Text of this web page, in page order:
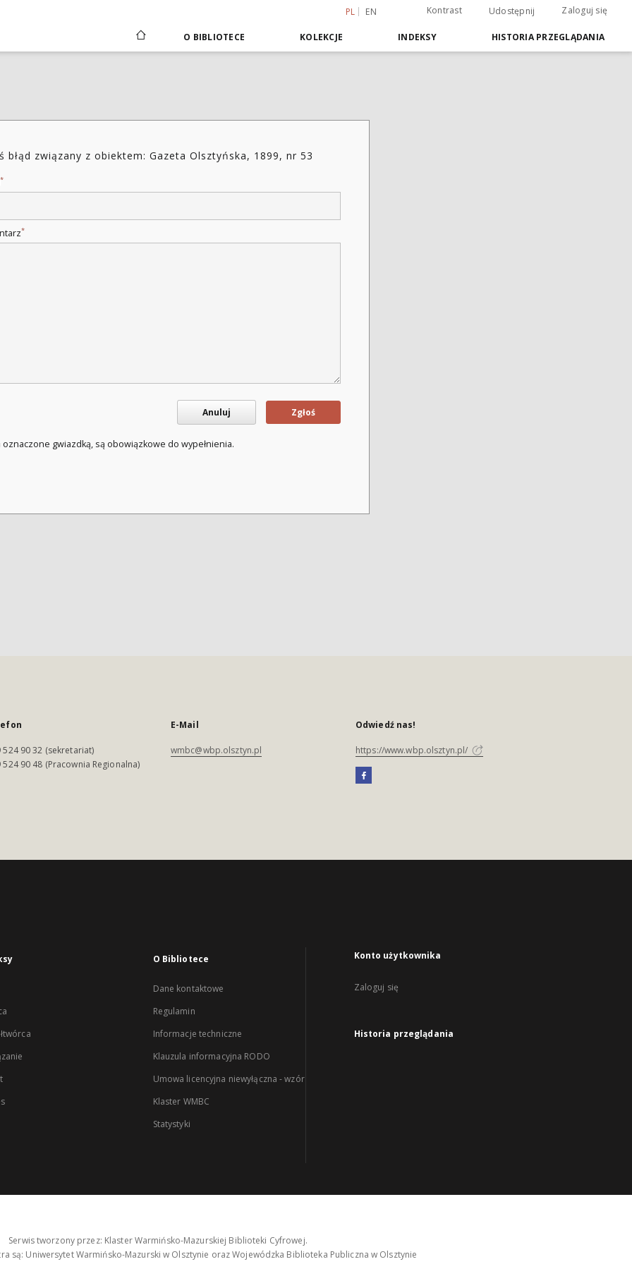
PL EN Kontrast Udostępnij Zaloguj się
O BIBLIOTECE KOLEKCJE INDEKSY HISTORIA PRZEGLĄDANIA
błąd związany z obiektem: Gazeta Olsztyńska, 1899, nr 53
*
*
Anuluj Zgłoś
oznaczone gwiazdką, są obowiązkowe do wypełnienia.
524 90 32 (sekretariat)
524 90 48 (Pracownia Regionalna)
E-Mail
wmbc@wbp.olsztyn.pl
Odwiedź nas!
https://www.wbp.olsztyn.pl/
O Bibliotece
Dane kontaktowe
Regulamin
Informacje techniczne
Klauzula informacyjna RODO
Umowa licencyjna niewyłączna - wzór
Klaster WMBC
Statystyki
Konto użytkownika
Zaloguj się
Historia przeglądania
Serwis tworzony przez: Klaster Warmińsko-Mazurskiej Biblioteki Cyfrowej.
są: Uniwersytet Warmińsko-Mazurski w Olsztynie oraz Wojewódzka Biblioteka Publiczna w Olsztynie